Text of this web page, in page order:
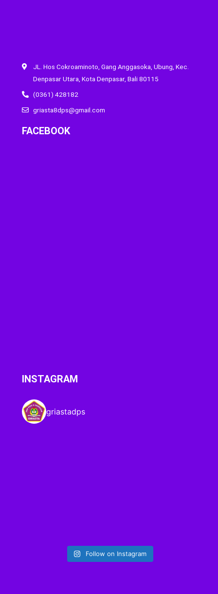
JL. Hos Cokroaminoto, Gang Anggasoka, Ubung, Kec.
Denpasar Utara, Kota Denpasar, Bali 80115
(0361) 428182
griasta8dps@gmail.com
FACEBOOK
INSTAGRAM
griastadps
Follow on Instagram